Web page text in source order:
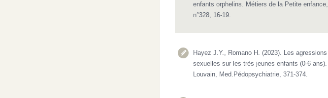
enfants orphelins. Métiers de la Petite enfance,
n°328, 16-19.
Hayez J.Y., Romano H. (2023). Les agressions
sexuelles sur les très jeunes enfants (0-6 ans).
Louvain, Med.Pédopsychiatrie, 371-374.